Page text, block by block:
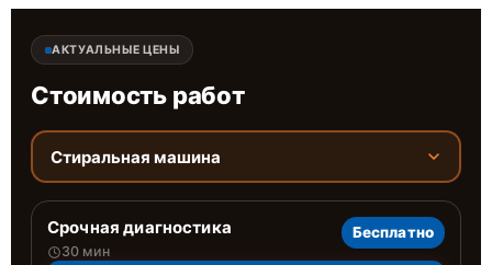
АКТУАЛЬНЫЕ ЦЕНЫ
Стоимость работ
Стиральная машина
Срочная диагностика
30 мин
Бесплатно